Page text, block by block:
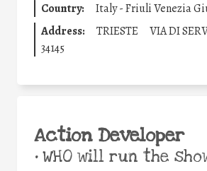
Country:
Italy - Friuli Venezia
Address:
TRIESTE VIA DI
34145
Action Developer
•WHO will run the